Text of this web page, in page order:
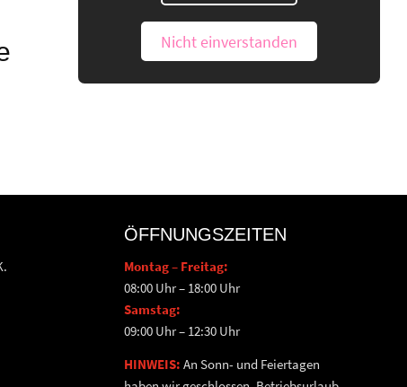
ÖFFNUNGSZEITEN
Montag – Freitag:
08:00 Uhr – 18:00 Uhr
Samstag:
09:00 Uhr – 12:30 Uhr
HINWEIS: An Sonn- und Feiertagen
Nicht einverstanden